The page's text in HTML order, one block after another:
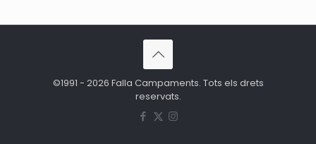
©1991 - 2026 Falla Campaments. Tots els drets
reservats.